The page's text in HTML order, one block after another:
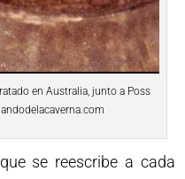
en Australia, junto a Poss
se reescribe a cada